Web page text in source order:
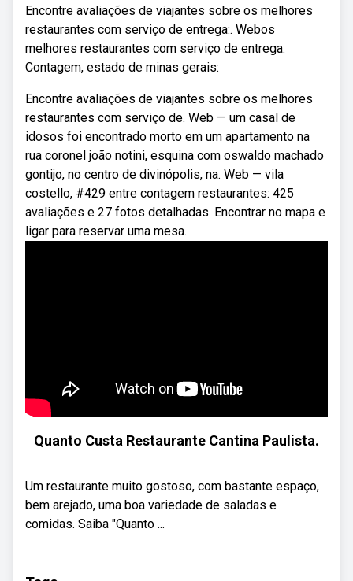
Encontre avaliações de viajantes sobre os melhores
restaurantes com serviço de entrega:. Webos
melhores restaurantes com serviço de entrega:
Contagem, estado de minas gerais:
Encontre avaliações de viajantes sobre os melhores
restaurantes com serviço de. Web — um casal de
idosos foi encontrado morto em um apartamento na
rua coronel joão notini, esquina com oswaldo machado
gontijo, no centro de divinópolis, na. Web — vila
costello, #429 entre contagem restaurantes: 425
avaliações e 27 fotos detalhadas. Encontrar no mapa e
ligar para reservar uma mesa.
Quanto Custa Restaurante Cantina Paulista.
Um restaurante muito gostoso, com bastante espaço,
bem arejado, uma boa variedade de saladas e
comidas. Saiba "Quanto ...